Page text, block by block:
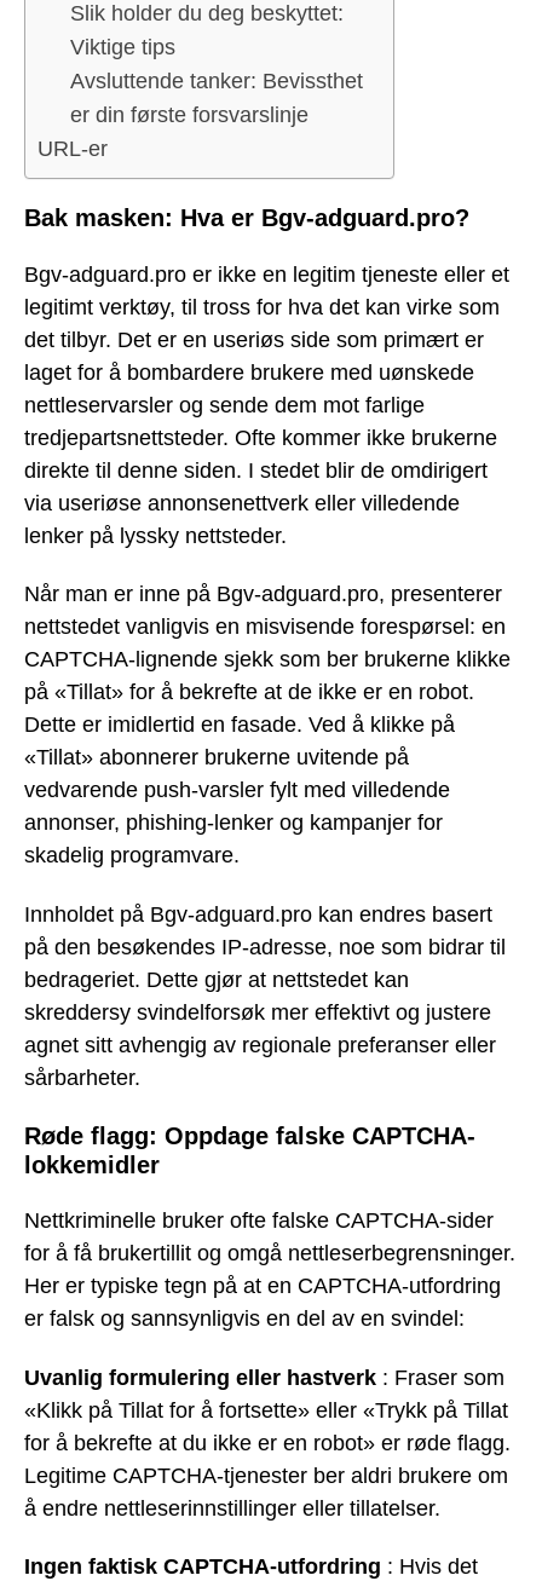
Slik holder du deg beskyttet:
Viktige tips
Avsluttende tanker: Bevissthet
er din første forsvarslinje
URL-er
Bak masken: Hva er Bgv-adguard.pro?
Bgv-adguard.pro er ikke en legitim tjeneste eller et
legitimt verktøy, til tross for hva det kan virke som
det tilbyr. Det er en useriøs side som primært er
laget for å bombardere brukere med uønskede
nettleservarsler og sende dem mot farlige
tredjepartsnettsteder. Ofte kommer ikke brukerne
direkte til denne siden. I stedet blir de omdirigert
via useriøse annonsenettverk eller villedende
lenker på lyssky nettsteder.
Når man er inne på Bgv-adguard.pro, presenterer
nettstedet vanligvis en misvisende forespørsel: en
CAPTCHA-lignende sjekk som ber brukerne klikke
på «Tillat» for å bekrefte at de ikke er en robot.
Dette er imidlertid en fasade. Ved å klikke på
«Tillat» abonnerer brukerne uvitende på
vedvarende push-varsler fylt med villedende
annonser, phishing-lenker og kampanjer for
skadelig programvare.
Innholdet på Bgv-adguard.pro kan endres basert
på den besøkendes IP-adresse, noe som bidrar til
bedrageriet. Dette gjør at nettstedet kan
skreddersy svindelforsøk mer effektivt og justere
agnet sitt avhengig av regionale preferanser eller
sårbarheter.
Røde flagg: Oppdage falske CAPTCHA-
lokkemidler
Nettkriminelle bruker ofte falske CAPTCHA-sider
for å få brukertillit og omgå nettleserbegrensninger.
Her er typiske tegn på at en CAPTCHA-utfordring
er falsk og sannsynligvis en del av en svindel:
Uvanlig formulering eller hastverk : Fraser som
«Klikk på Tillat for å fortsette» eller «Trykk på Tillat
for å bekrefte at du ikke er en robot» er røde flagg.
Legitime CAPTCHA-tjenester ber aldri brukere om
å endre nettleserinnstillinger eller tillatelser.
Ingen faktisk CAPTCHA-utfordring : Hvis det